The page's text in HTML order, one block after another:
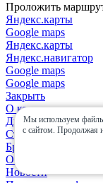
Проложить
Яндекс.карты
Google maps
Яндекс.карты
Яндекс.навигатор
Google maps
Google maps
Закрыть
О компании
Дизайнерам и
Строительным
Бренды
Отзывы
Новости
Мы используем
с сайтом. Продолжая